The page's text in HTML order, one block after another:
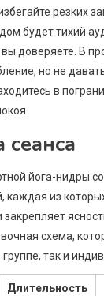
резких
будет тихий
вы доверяете. В
но не
в
сеанса
йога-нидры
каждая из
схема,
так и
Длительность